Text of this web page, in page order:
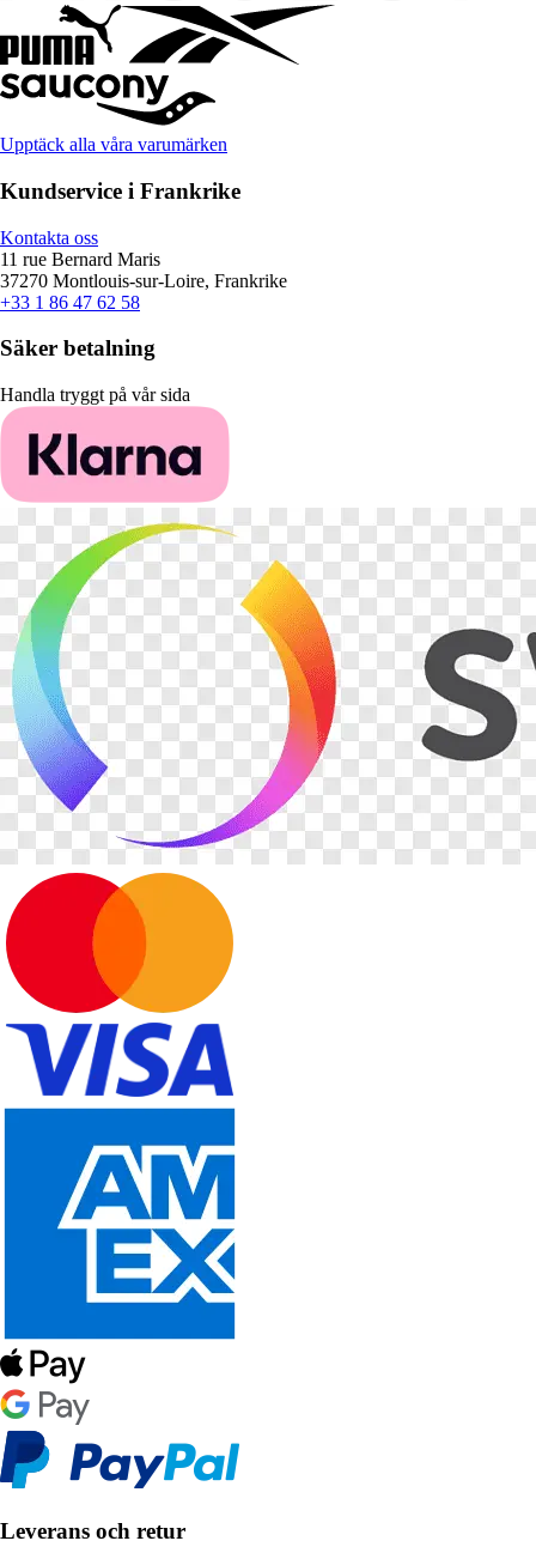
Upptäck alla våra varumärken
Kundservice i Frankrike
Kontakta oss
11 rue Bernard Maris
37270 Montlouis-sur-Loire, Frankrike
+33 1 86 47 62 58
Säker betalning
Handla tryggt på vår sida
Leverans och retur